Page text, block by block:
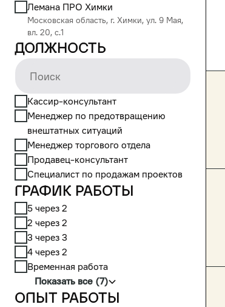
Лемана ПРО Химки
Московская область, г. Химки, ул. 9 Мая,
вл. 20, с.1
Должность
Кассир-консультант
Менеджер по предотвращению
внештатных ситуаций
Менеджер торгового отдела
Продавец-консультант
Специалист по продажам проектов
График работы
5 через 2
2 через 2
3 через 3
4 через 2
Временная работа
Показать все (7)
Опыт работы